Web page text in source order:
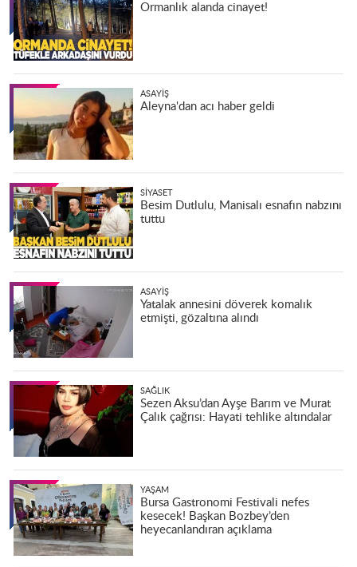
Ormanlık alanda cinayet!
ASAYIŞ
Aleyna'dan acı haber geldi
SIYASET
Besim Dutlulu, Manisalı esnafın nabzını
tuttu
ASAYIŞ
Yatalak annesini döverek komalık
etmişti, gözaltına alındı
SAĞLIK
Sezen Aksu’dan Ayşe Barım ve Murat
Çalık çağrısı: Hayati tehlike altındalar
YAŞAM
Bursa Gastronomi Festivali nefes
kesecek! Başkan Bozbey’den
heyecanlandıran açıklama